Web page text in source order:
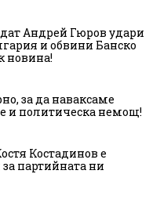
Андрей Гюров удари
и обвини Банско
новина!
за да наваксаме
и политическа немощ!
Костадинов е
партийната ни